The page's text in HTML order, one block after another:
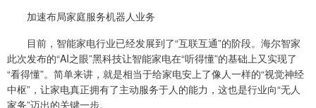
加速布局家庭服务机器人业务
目前，智能家电行业已经发展到了“互联互通”的阶段。海尔智家
此次发布的“AI之眼”黑科技让智能家电在“听得懂”的基础上又实现了
“看得懂”。简单来讲，就是相当于给家电安上了像人一样的“视觉神经
中枢”，让家电真正拥有了主动服务于人的能力，这也是行业向“无人
家务”迈出的关键一步。